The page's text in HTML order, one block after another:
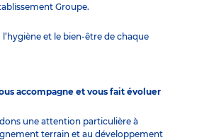
Groupe.
l’hygiène et le bien-être de chaque
accompagne et vous fait évoluer
une attention particulière à
terrain et au développement